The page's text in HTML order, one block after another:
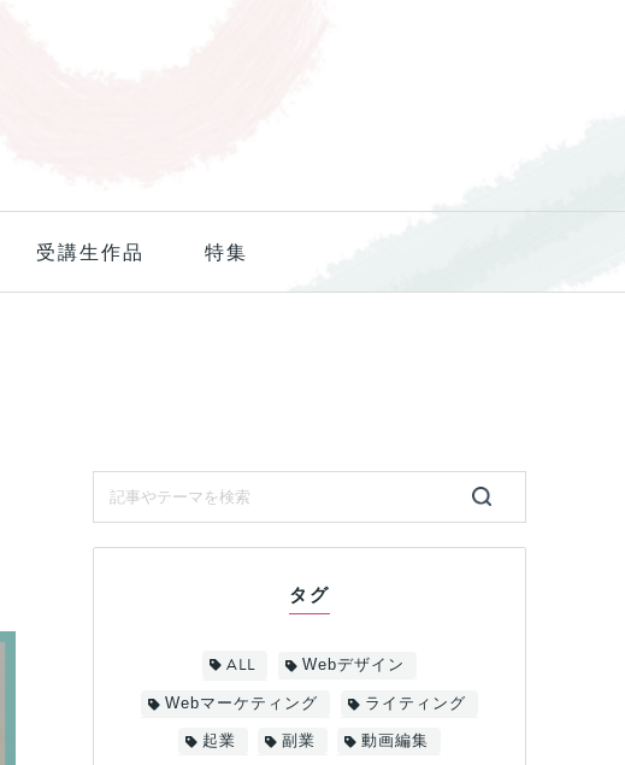
受講生作品 特集
タグ
ALL Webデザイン
Webマーケティング ライティング
起業 副業 動画編集